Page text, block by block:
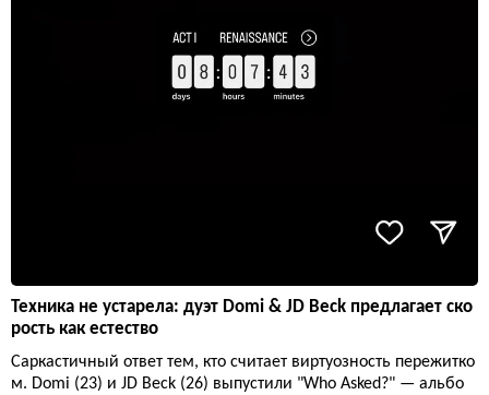
Техника не устарела: дуэт Domi & JD Beck предлагает ско
рость как естество
Саркастичный ответ тем, кто считает виртуозность пережитко
м. Domi (23) и JD Beck (26) выпустили "Who Asked?" — альбо